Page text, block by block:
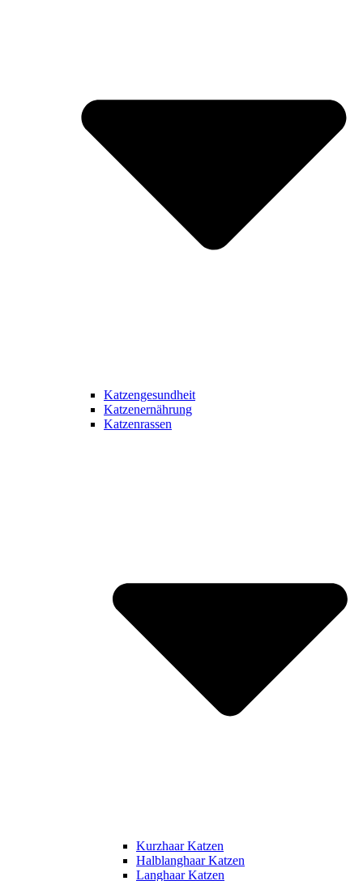
Katzengesundheit
Katzenernährung
Katzenrassen
Kurzhaar Katzen
Halblanghaar Katzen
Langhaar Katzen